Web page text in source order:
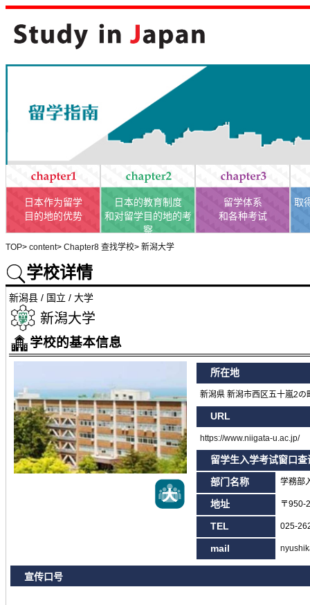
日本作为留学
目的地的优势
日本的教育制度
和对留学目的地的考
察
留学体系
和各种考试
取
TOP> content> Chapter8 查找学校> 新潟大学
学校详情
新潟县 / 国立 / 大学
新潟大学
学校的基本信息
所在地
新潟県 新潟市西区五十嵐2の
URL
https://www.niigata-u.ac.jp/
留学生入学考试窗口查
部门名称
学務部
地址 〒950-
TEL 025-
mail
宣传口号